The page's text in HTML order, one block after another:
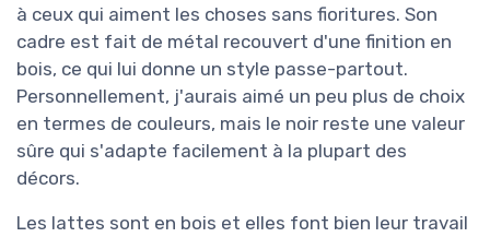
à ceux qui aiment les choses sans fioritures. Son
cadre est fait de métal recouvert d'une finition en
bois, ce qui lui donne un style passe-partout.
Personnellement, j'aurais aimé un peu plus de choix
en termes de couleurs, mais le noir reste une valeur
sûre qui s'adapte facilement à la plupart des
décors.
Les lattes sont en bois et elles font bien leur travail